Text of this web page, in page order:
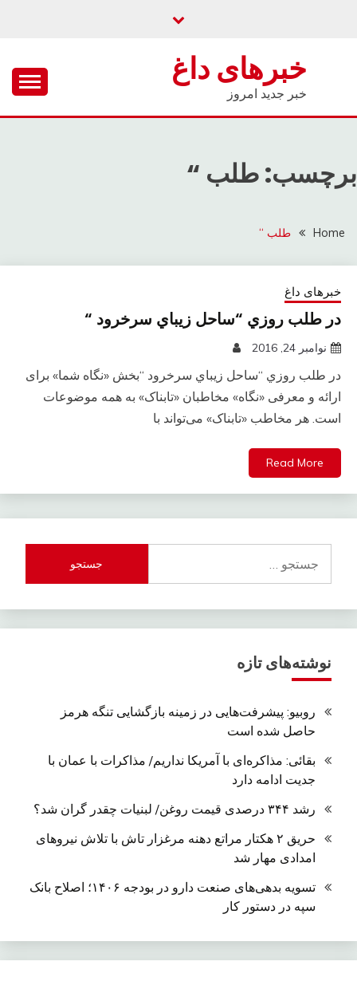
خبرهای داغ
خبر جدید امروز
برچسب: طلب “
Home طلب “
خبرهای داغ
در طلب روزي “ساحل زيباي سرخرود “
نوامبر 24, 2016
در طلب روزي “ساحل زيباي سرخرود “بخش «نگاه شما» برای
ارائه و معرفی «نگاه» مخاطبان «تابناک» به همه موضوعات
است. هر مخاطب «تابناک» می‌تواند با
Read More
برای:
نوشته‌های تازه
روبیو: پیشرفت‌هایی در زمینه بازگشایی تنگه هرمز
حاصل شده است
بقائی: مذاکره‌ای با آمریکا نداریم/ مذاکرات با عمان با
جدیت ادامه دارد
رشد ۳۴۴ درصدی قیمت روغن/ لبنیات چقدر گران شد؟
حریق ۲ هکتار مراتع دهنه مرغزار تاش با تلاش نیروهای
امدادی مهار شد
تسویه بدهی‌های صنعت دارو در بودجه ۱۴۰۶؛ اصلاح بانک
سپه در دستور کار